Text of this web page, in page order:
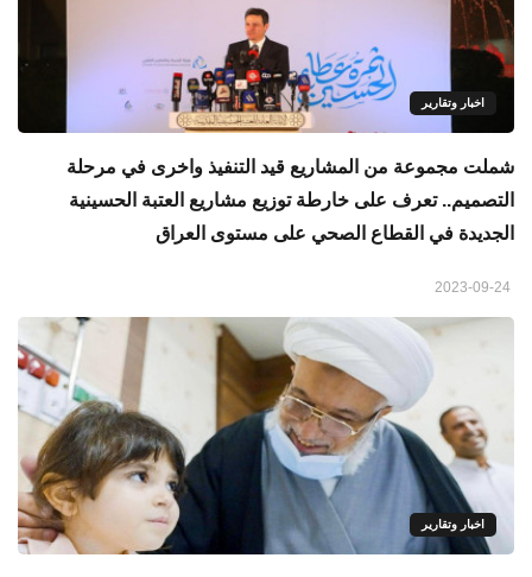
اخبار وتقارير
شملت مجموعة من المشاريع قيد التنفيذ واخرى في مرحلة
التصميم.. تعرف على خارطة توزيع مشاريع العتبة الحسينية
الجديدة في القطاع الصحي على مستوى العراق
اخبار وتقارير